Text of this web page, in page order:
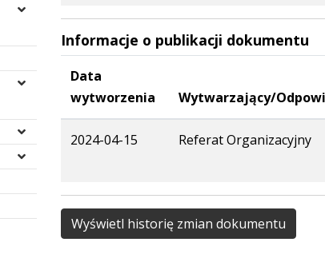
Informacje o publikacji dokumentu
Data
wytworzenia
Wytwarzający/
2024-04-15 Referat Organizacyjny
Wyświetl historię zmian dokumentu